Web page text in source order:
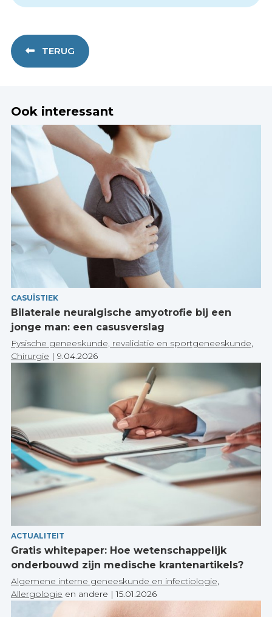
TERUG
Ook interessant
CASUÏSTIEK
Bilaterale neuralgische amyotrofie bij een
jonge man: een casusverslag
Fysische geneeskunde, revalidatie en sportgeneeskunde,
Chirurgie | 9.04.2026
ACTUALITEIT
Gratis whitepaper: Hoe wetenschappelijk
onderbouwd zijn medische krantenartikels?
Algemene interne geneeskunde en infectiologie,
Allergologie en andere |15.01.2026